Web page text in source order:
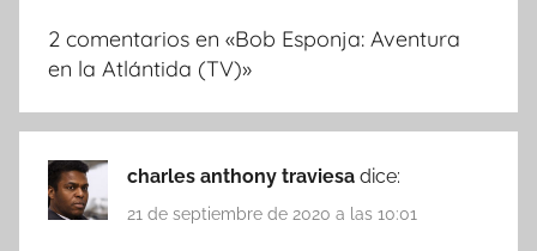
2 comentarios en «Bob Esponja: Aventura
en la Atlántida (TV)»
charles anthony traviesa dice:
21 de septiembre de 2020 a las 10:01